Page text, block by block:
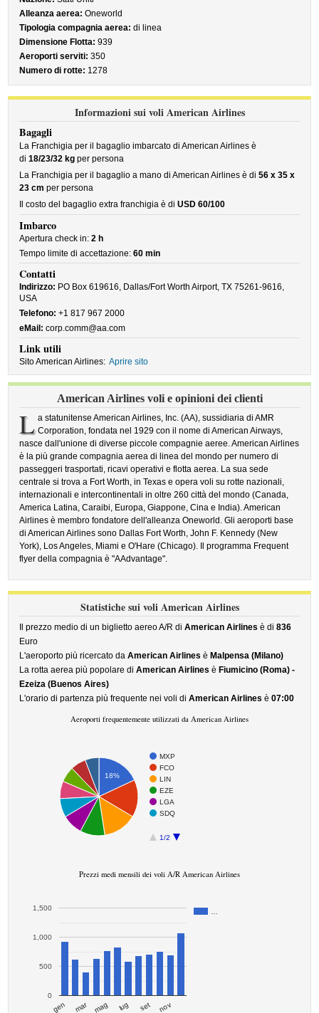
Alleanza aerea: Oneworld
Tipologia compagnia aerea: di linea
Dimensione Flotta: 939
Aeroporti serviti: 350
Numero di rotte: 1278
Informazioni sui voli American Airlines
Bagagli
La Franchigia per il bagaglio imbarcato di American Airlines è
di18/23/32 kg per persona
La Franchigia per il bagaglio a mano di American Airlines è di56 x 35 x
23 cm per persona
Il costo del bagaglio extra franchigia è diUSD 60/100
Imbarco
Apertura check in:2 h
Tempo limite di accettazione:60 min
Contatti
Indirizzo: PO Box 619616, Dallas/Fort Worth Airport, TX 75261-9616,
USA
Telefono: +1 817 967 2000
eMail: corp.comm@aa.com
Link utili
Sito American Airlines: Aprire sito
American Airlines voli e opinioni dei clienti
L a statunitense American Airlines, Inc. (AA), sussidiaria di AMR
Corporation, fondata nel 1929 con il nome di American Airways,
nasce dall'unione di diverse piccole compagnie aeree. American Airlines
è la più grande compagnia aerea di linea del mondo per numero di
passeggeri trasportati, ricavi operativi e flotta aerea. La sua sede
centrale si trova a Fort Worth, in Texas e opera voli su rotte nazionali,
internazionali e intercontinentali in oltre 260 città del mondo (Canada,
America Latina, Caraibi, Europa, Giappone, Cina e India). American
Airlines è membro fondatore dell'alleanza Oneworld. Gli aeroporti base
di American Airlines sono Dallas Fort Worth, John F. Kennedy (New
York), Los Angeles, Miami e O'Hare (Chicago). Il programma Frequent
flyer della compagnia è "AAdvantage".
Statistiche sui voli American Airlines
Il prezzo medio di un biglietto aereo A/R diAmerican Airlines è di836
Euro
L'aeroporto più ricercato daAmerican Airlines è Malpensa (Milano)
La rotta aerea più popolare diAmerican Airlines è Fiumicino (Roma) -
Ezeiza (Buenos Aires)
L'orario di partenza più frequente nei voli diAmerican Airlines è07:00
Aeroporti frequentemente utilizzati da American Airlines
MXP
FCO
LIN
EZE
LGA
SDQ
1/2
18%
Prezzi medi mensili dei voli A/R American Airlines
gen mar mag lug set nov
0
500
1,000
1,500